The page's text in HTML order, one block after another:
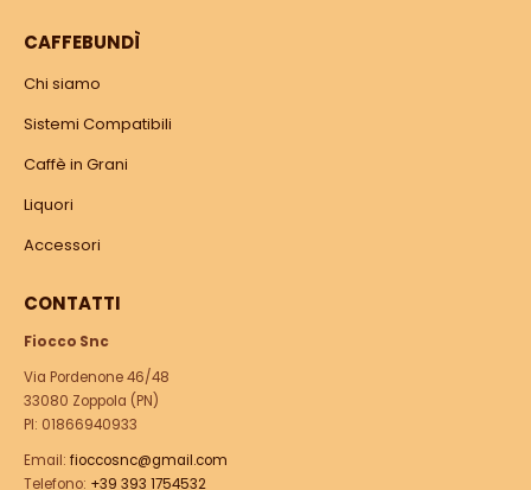
CAFFEBUNDÌ
Chi siamo
Sistemi Compatibili
Caffè in Grani
Liquori
Accessori
CONTATTI
Fiocco Snc
Via Pordenone 46/48
33080 Zoppola (PN)
PI: 01866940933
Email: fioccosnc@gmail.com
Telefono: +39 393 1754532